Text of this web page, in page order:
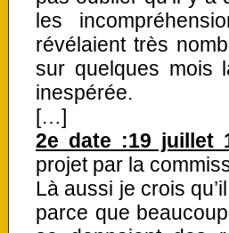
les
révélaient très
sur quelques mois
inespérée.
[…]
2e date :19 juillet
projet par la
Là aussi je crois
parce que